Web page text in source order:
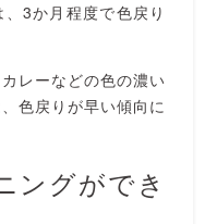
3か月程度で色戻り
レーなどの色の濃い
色戻りが早い傾向に
ングができ